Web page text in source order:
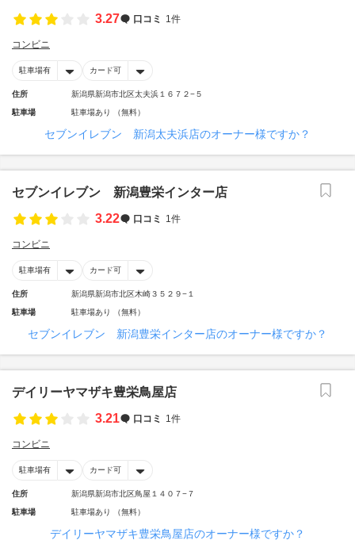
3.27
口コミ 1件
コンビニ
駐車場有 カード可
住所 新潟県新潟市北区太夫浜１６７２−５
駐車場 駐車場あり （無料）
セブンイレブン 新潟太夫浜店のオーナー様ですか？
セブンイレブン 新潟豊栄インター店
3.22
口コミ 1件
コンビニ
駐車場有 カード可
住所 新潟県新潟市北区木崎３５２９−１
駐車場 駐車場あり （無料）
セブンイレブン 新潟豊栄インター店のオーナー様ですか？
デイリーヤマザキ豊栄鳥屋店
3.21
口コミ 1件
コンビニ
駐車場有 カード可
住所 新潟県新潟市北区鳥屋１４０７−７
駐車場 駐車場あり （無料）
デイリーヤマザキ豊栄鳥屋店のオーナー様ですか？